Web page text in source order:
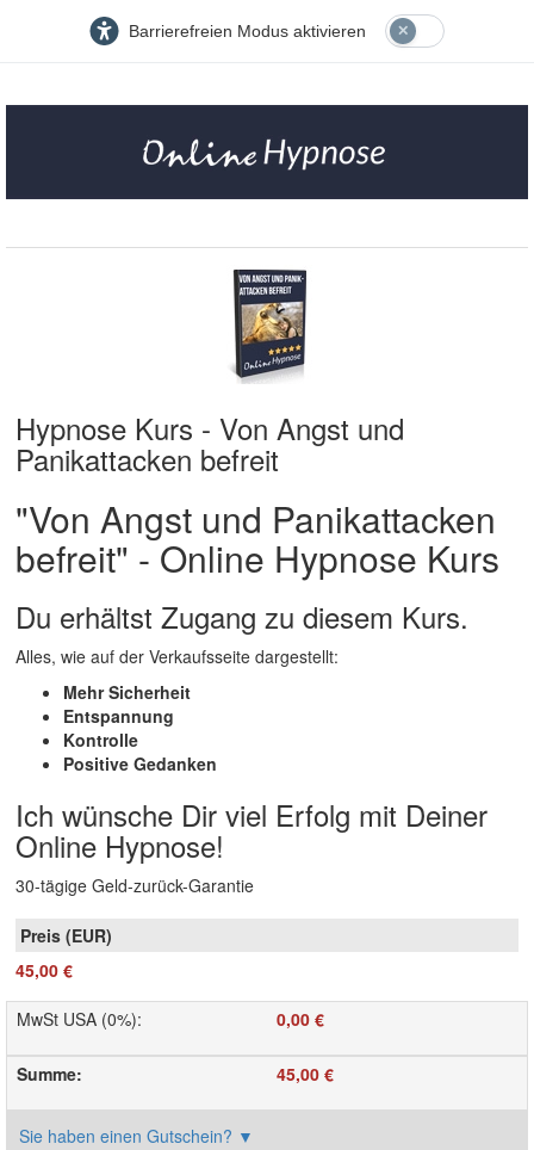
Barrierefreien Modus aktivieren
Hypnose Kurs - Von Angst und
Panikattacken befreit
"Von Angst und Panikattacken
befreit" - Online Hypnose Kurs
Du erhältst Zugang zu diesem Kurs.
Alles, wie auf der Verkaufsseite dargestellt:
Mehr Sicherheit
Entspannung
Kontrolle
Positive Gedanken
Ich wünsche Dir viel Erfolg mit Deiner
Online Hypnose!
30-tägige Geld-zurück-Garantie
45,00 €
MwSt USA (0%): 0,00 €
Summe: 45,00 €
Sie haben einen Gutschein? ▼